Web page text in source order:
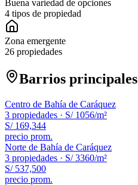
Buena variedad de opciones
4 tipos de propiedad
Zona emergente
26 propiedades
Barrios principales
Centro de Bahía de Caráquez
3 propiedades · S/ 1056/m²
S/ 169,344
precio prom.
Norte de Bahía de Caráquez
3 propiedades · S/ 3360/m²
S/ 537,500
precio prom.